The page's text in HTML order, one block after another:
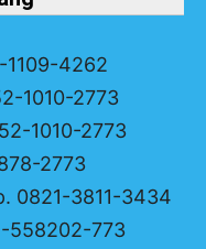
1109-4262
1010-2773
1010-2773
2773
0821-3811-3434
558202-773